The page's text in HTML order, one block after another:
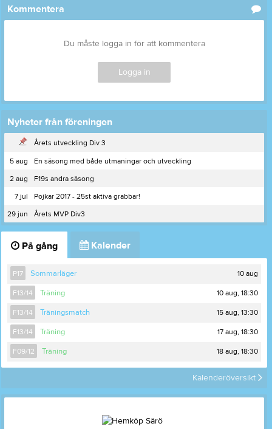
Kommentera
Du måste logga in för att kommentera
Logga in
Nyheter från föreningen
Årets utveckling Div 3
5 aug
En säsong med både utmaningar och utveckling
2 aug
F19s andra säsong
7 jul
Pojkar 2017 - 25st aktiva grabbar!
29 jun
Årets MVP Div3
På gång Kalender
P17 Sommarläger 10 aug
F13/14 Träning 10 aug, 18:30
F13/14 Träningsmatch 15 aug, 13:30
F13/14 Träning 17 aug, 18:30
F09/12 Träning 18 aug, 18:30
Kalenderöversikt